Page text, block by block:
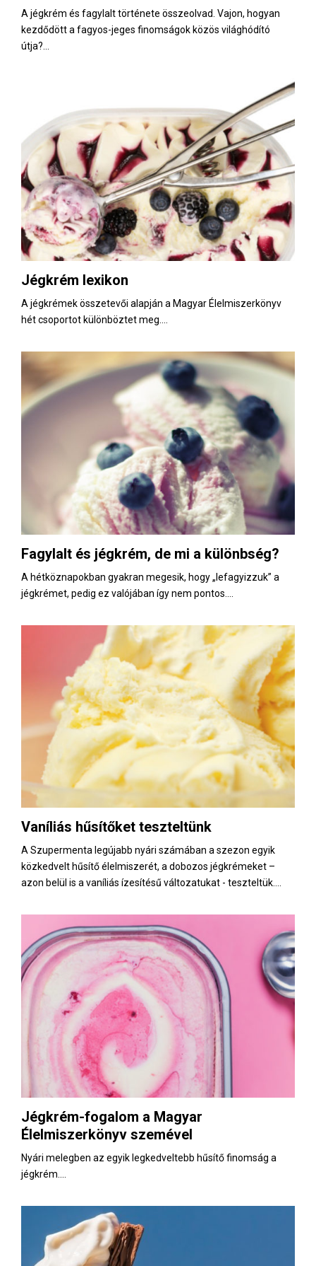
A jégkrém és fagylalt története összeolvad. Vajon, hogyan
kezdődött a fagyos-jeges finomságok közös világhódító
útja?...
Jégkrém lexikon
A jégkrémek összetevői alapján a Magyar Élelmiszerkönyv
hét csoportot különböztet meg....
Fagylalt és jégkrém, de mi a különbség?
A hétköznapokban gyakran megesik, hogy „lefagyizzuk” a
jégkrémet, pedig ez valójában így nem pontos....
Vaníliás hűsítőket teszteltünk
A Szupermenta legújabb nyári számában a szezon egyik
közkedvelt hűsítő élelmiszerét, a dobozos jégkrémeket –
azon belül is a vaníliás ízesítésű változatukat - teszteltük....
Jégkrém-fogalom a Magyar
Élelmiszerkönyv szemével
Nyári melegben az egyik legkedveltebb hűsítő finomság a
jégkrém....